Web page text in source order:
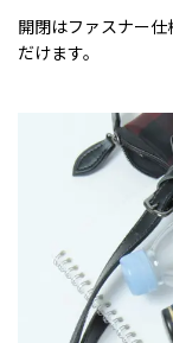
開閉はファスナー
だけます。